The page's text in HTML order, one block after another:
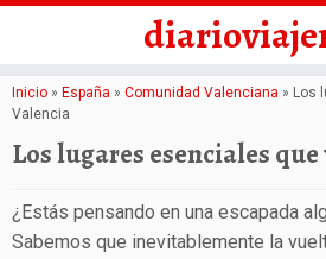
Saltar
al
contenido
Inicio » España » Comunidad Valenciana » Los
Valencia
Los lugares esenciales
¿Estás pensando en una escapada
Sabemos que inevitablemente la